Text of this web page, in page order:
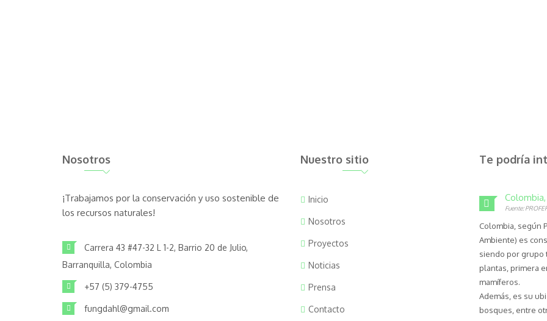
Nosotros
¡Trabajamos por la conservación y uso sostenible de
los recursos naturales!
Carrera 43 #47-32 L 1-2, Barrio 20 de Julio,
Barranquilla, Colombia
+57 (5) 379-4755
fungdahl@gmail.com
Nuestro sitio
Inicio
Nosotros
Proyectos
Noticias
Prensa
Contacto
Te podría
Fuente:
Colombia, según
Ambiente) es
siendo por grupo
plantas, primera
mamíferos.
Además, es su
bosques, entre